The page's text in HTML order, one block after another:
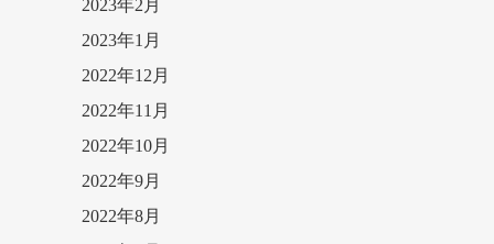
2023年2月
2023年1月
2022年12月
2022年11月
2022年10月
2022年9月
2022年8月